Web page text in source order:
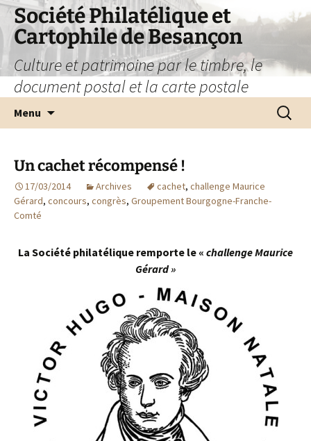
Société Philatélique et
Cartophile de Besançon
Culture et patrimoine par le timbre, le
document postal et la carte postale
Menu
Un cachet récompensé !
17/03/2014 Archives cachet, challenge Maurice
Gérard, concours, congrès, Groupement Bourgogne-Franche-
Comté
La Société philatélique remporte le « challenge Maurice
Gérard »